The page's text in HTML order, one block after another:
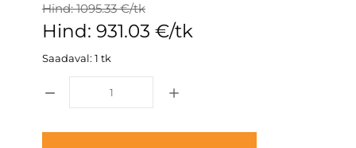
Hind: 1095.33 €/tk
Hind: 931.03 €/tk
Saadaval: 1 tk